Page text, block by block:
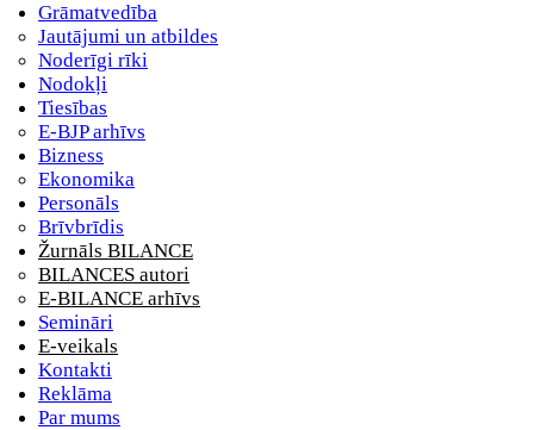
Grāmatvedība
Jautājumi un atbildes
Noderīgi rīki
Nodokļi
Tiesības
E-BJP arhīvs
Bizness
Ekonomika
Personāls
Brīvbrīdis
Žurnāls BILANCE
BILANCES autori
E-BILANCE arhīvs
Semināri
E-veikals
Kontakti
Reklāma
Par mums